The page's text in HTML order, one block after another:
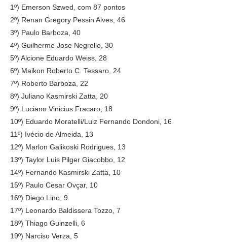
1º) Emerson Szwed, com 87 pontos
2º) Renan Gregory Pessin Alves, 46
3º) Paulo Barboza, 40
4º) Guilherme Jose Negrello, 30
5º) Alcione Eduardo Weiss, 28
6º) Maikon Roberto C. Tessaro, 24
7º) Roberto Barboza, 22
8º) Juliano Kasmirski Zatta, 20
9º) Luciano Vinicius Fracaro, 18
10º) Eduardo Moratelli/Luiz Fernando Dondoni, 16
11º) Ivécio de Almeida, 13
12º) Marlon Galikoski Rodrigues, 13
13º) Taylor Luis Pilger Giacobbo, 12
14º) Fernando Kasmirski Zatta, 10
15º) Paulo Cesar Ovçar, 10
16º) Diego Lino, 9
17º) Leonardo Baldissera Tozzo, 7
18º) Thiago Guinzelli, 6
19º) Narciso Verza, 5